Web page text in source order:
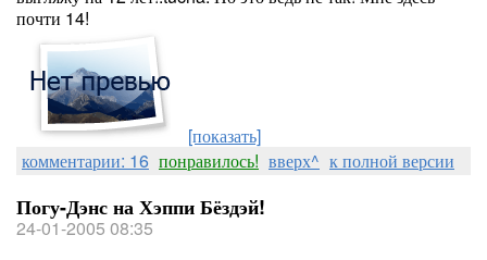
почти 14!
[показать]
комментарии: 16 понравилось! вверх^ к полной версии
Погу-Дэнс на Хэппи Бёздэй!
24-01-2005 08:35